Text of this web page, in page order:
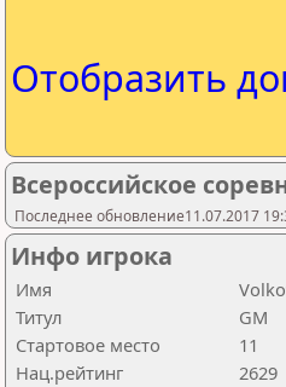
Отобразить
Всероссийское
Последнее обновление11.07.2017
Инфо игрока
Имя
Титул
GM
Стартовое место
11
Нац.рейтинг
2629